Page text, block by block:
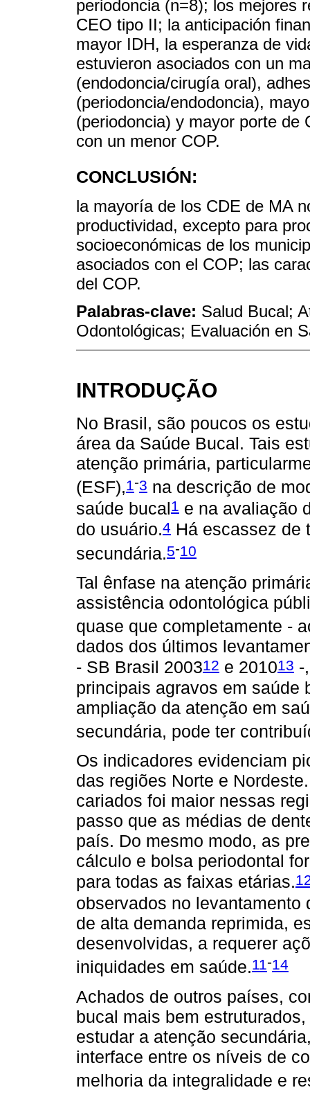
periodoncia (n=8); los mejores
CEO tipo II; la anticipación
mayor IDH, la esperanza de
estuvieron asociados con un
(endodoncia/cirugía oral),
(periodoncia/endodoncia),
(periodoncia) y mayor porte de
con un menor COP.
CONCLUSIÓN:
la mayoría de los CDE de MA
productividad, excepto para
socioeconómicas de los
asociados con el COP; las
del COP.
Palabras-clave: Salud Bucal;
Odontológicas; Evaluación en
INTRODUÇÃO
No Brasil, são poucos os
área da Saúde Bucal. Tais
atenção primária,
(ESF),1 -3 na descrição de
saúde bucal1 e na avaliação
do usuário.4 Há escassez de
secundária.5-10
Tal ênfase na atenção
assistência odontológica
quase que completamente -
dados dos últimos
- SB Brasil 200312 e 201013 -
principais agravos em saúde
ampliação da atenção em
secundária, pode ter
Os indicadores evidenciam
das regiões Norte e
cariados foi maior nessas
passo que as médias de
país. Do mesmo modo, as
cálculo e bolsa periodontal
para todas as faixas etárias.
observados no levantamento
de alta demanda reprimida,
desenvolvidas, a requerer
iniquidades em saúde.11-14
Achados de outros países,
bucal mais bem
estudar a atenção
interface entre os níveis de
melhoria da integralidade e